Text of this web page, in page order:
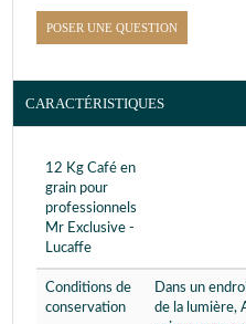
POSER UNE QUESTION
CARACTÉRISTIQUES
12 Kg Café en
grain pour
professionnels
Mr Exclusive -
Lucaffe
Conditions de
conservation
Dans un
de la lumière,